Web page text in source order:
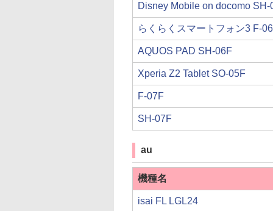
Disney Mobile on docomo SH-
らくらくスマートフォン3 F-
AQUOS PAD SH-06F
Xperia Z2 Tablet SO-05F
F-07F
SH-07F
au
機種名
isai FL LGL24